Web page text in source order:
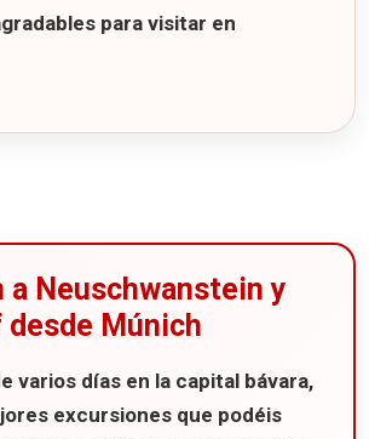
para visitar en
a Neuschwanstein y
desde Múnich
varios días en la capital bávara,
excursiones que podéis